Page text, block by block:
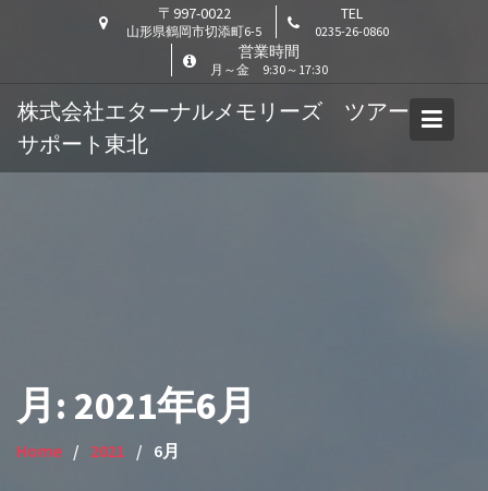
〒997-0022
山形県鶴岡市切添町6-5
TEL
0235-26-0860
営業時間
月～金 9:30～17:30
株式会社エターナルメモリーズ ツアー
サポート東北
月: 2021年6月
Home 2021 6月